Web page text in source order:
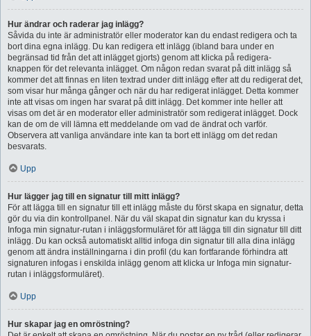
Hur ändrar och raderar jag inlägg?
Såvida du inte är administratör eller moderator kan du endast redigera och ta
bort dina egna inlägg. Du kan redigera ett inlägg (ibland bara under en
begränsad tid från det att inlägget gjorts) genom att klicka på redigera-
knappen för det relevanta inlägget. Om någon redan svarat på ditt inlägg så
kommer det att finnas en liten textrad under ditt inlägg efter att du redigerat det,
som visar hur många gånger och när du har redigerat inlägget. Detta kommer
inte att visas om ingen har svarat på ditt inlägg. Det kommer inte heller att
visas om det är en moderator eller administratör som redigerat inlägget. Dock
kan de om de vill lämna ett meddelande om vad de ändrat och varför.
Observera att vanliga användare inte kan ta bort ett inlägg om det redan
besvarats.
Upp
Hur lägger jag till en signatur till mitt inlägg?
För att lägga till en signatur till ett inlägg måste du först skapa en signatur, detta
gör du via din kontrollpanel. När du väl skapat din signatur kan du kryssa i
Infoga min signatur-rutan i inläggsformuläret för att lägga till din signatur till ditt
inlägg. Du kan också automatiskt alltid infoga din signatur till alla dina inlägg
genom att ändra inställningarna i din profil (du kan fortfarande förhindra att
signaturen infogas i enskilda inlägg genom att klicka ur Infoga min signatur-
rutan i inläggsformuläret).
Upp
Hur skapar jag en omröstning?